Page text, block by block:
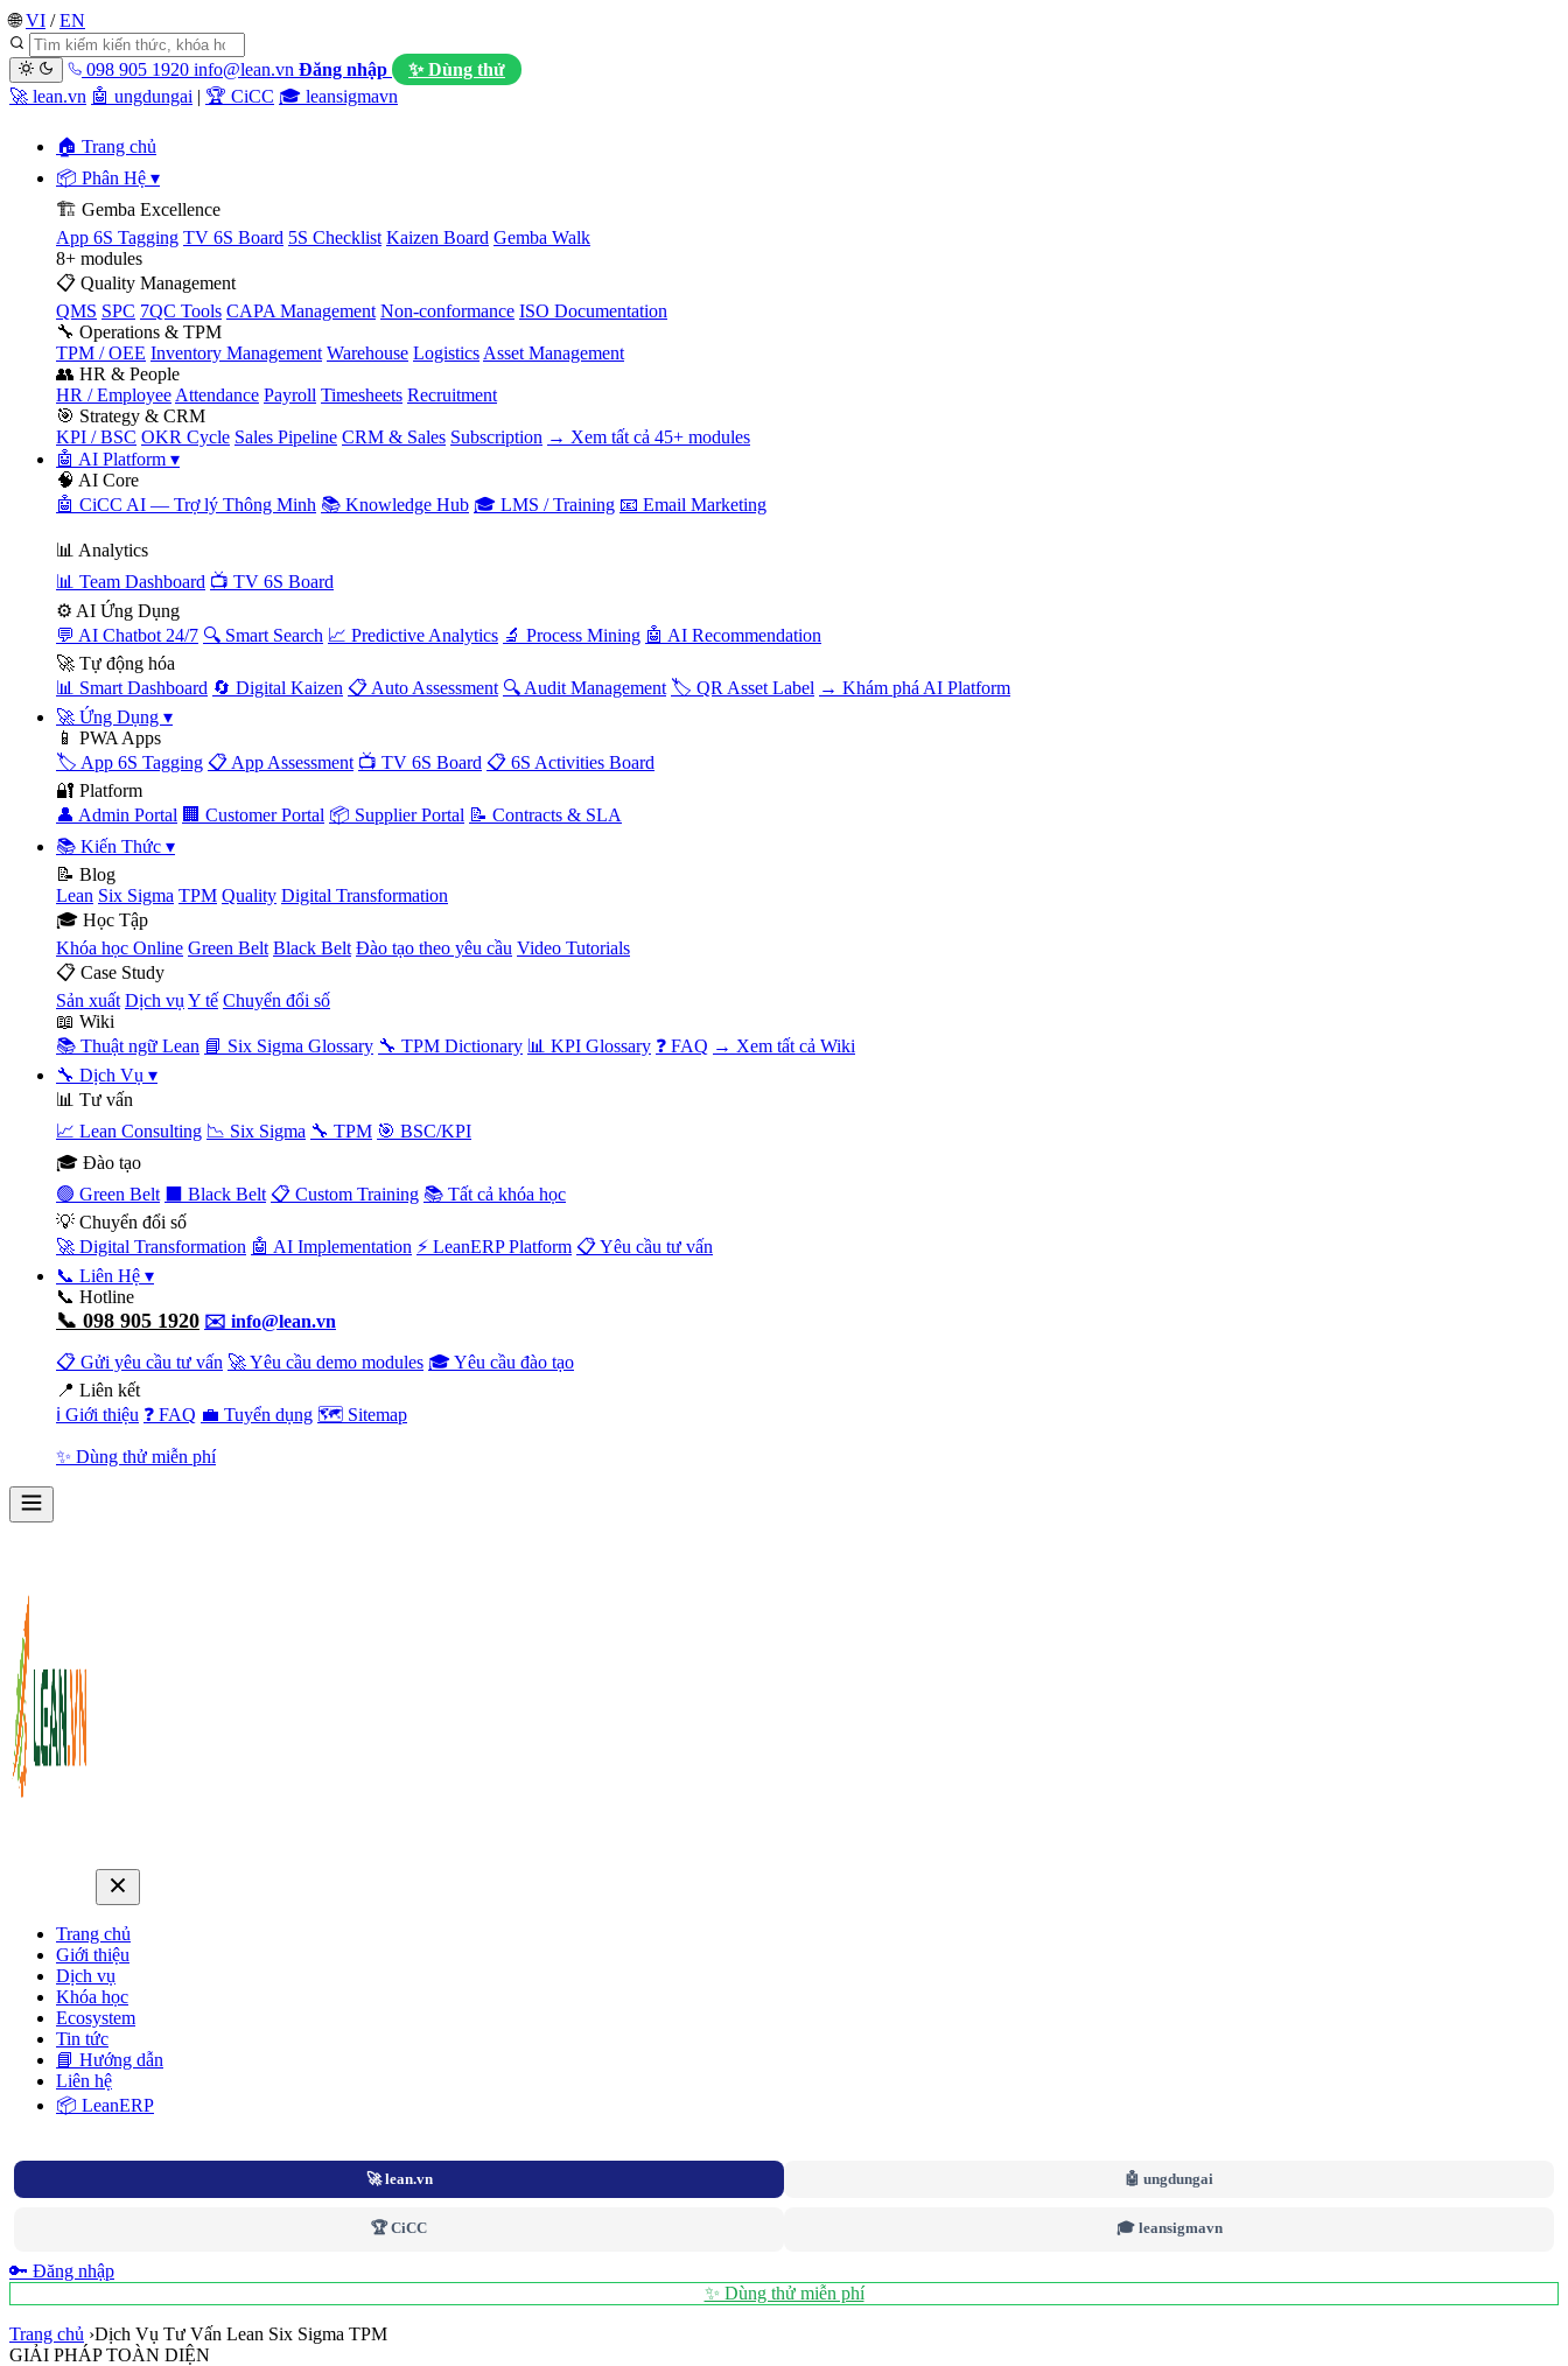
🌐 VI / EN
098 905 1920 info@lean.vn Đăng nhập
✨ Dùng thử
🚀 lean.vn 🤖 ungdungai | 🏆 CiCC 🎓 leansigmavn
🏠 Trang chủ
📦 Phân Hệ ▾
🏗️ Gemba Excellence
App 6S Tagging TV 6S Board 5S Checklist Kaizen Board Gemba Walk
8+ modules
📋 Quality Management
QMS SPC 7QC Tools CAPA Management Non-conformance ISO Documentation
🔧 Operations & TPM
TPM / OEE Inventory Management Warehouse Logistics Asset Management
👥 HR & People
HR / Employee Attendance Payroll Timesheets Recruitment
🎯 Strategy & CRM
KPI / BSC OKR Cycle Sales Pipeline CRM & Sales Subscription → Xem tất cả 45+ modules
🤖 AI Platform ▾
🧠 AI Core
🤖 CiCC AI — Trợ lý Thông Minh 📚 Knowledge Hub 🎓 LMS / Training 📧 Email Marketing
📊 Analytics
📊 Team Dashboard 📺 TV 6S Board
⚙️ AI Ứng Dụng
💬 AI Chatbot 24/7 🔍 Smart Search 📈 Predictive Analytics 🔬 Process Mining 🤖 AI Recommendation
🚀 Tự động hóa
📊 Smart Dashboard 🔄 Digital Kaizen 📋 Auto Assessment 🔍 Audit Management 🏷️ QR Asset Label → Khám phá AI Platform
🚀 Ứng Dụng ▾
📱 PWA Apps
🏷️ App 6S Tagging 📋 App Assessment 📺 TV 6S Board 📋 6S Activities Board
🔐 Platform
👤 Admin Portal 🏢 Customer Portal 📦 Supplier Portal 📝 Contracts & SLA
📚 Kiến Thức ▾
📝 Blog
Lean Six Sigma TPM Quality Digital Transformation
🎓 Học Tập
Khóa học Online Green Belt Black Belt Đào tạo theo yêu cầu Video Tutorials
📋 Case Study
Sản xuất Dịch vụ Y tế Chuyển đổi số
📖 Wiki
📚 Thuật ngữ Lean 📘 Six Sigma Glossary 🔧 TPM Dictionary 📊 KPI Glossary ❓ FAQ → Xem tất cả Wiki
🔧 Dịch Vụ ▾
📊 Tư vấn
📈 Lean Consulting 📉 Six Sigma 🔧 TPM 🎯 BSC/KPI
🎓 Đào tạo
🟢 Green Belt
⬛ Black Belt 📋 Custom Training 📚 Tất cả khóa học
💡 Chuyển đổi số
🚀 Digital Transformation 🤖 AI Implementation ⚡ LeanERP Platform 📋 Yêu cầu tư vấn
📞 Liên Hệ ▾
📞 Hotline
📞 098 905 1920 ✉️ info@lean.vn
📋 Gửi yêu cầu tư vấn 🚀 Yêu cầu demo modules 🎓 Yêu cầu đào tạo
📍 Liên kết
ℹ️ Giới thiệu ❓ FAQ 💼 Tuyển dụng 🗺️ Sitemap
✨ Dùng thử miễn phí
Trang chủ
Giới thiệu
Dịch vụ
Khóa học
Ecosystem
Tin tức
📘 Hướng dẫn
Liên hệ
📦 LeanERP
🚀 lean.vn 🤖 ungdungai
🏆 CiCC 🎓 leansigmavn
🔑 Đăng nhập
✨ Dùng thử miễn phí
Trang chủ ›Dịch Vụ Tư Vấn Lean Six Sigma TPM
GIẢI PHÁP TOÀN DIỆN